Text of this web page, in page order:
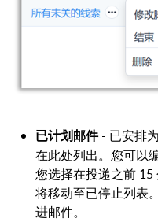
已计划邮件- 已安排
在此处列出。您可以
您选择在投递之前
将移动至已停止列表
进邮件。